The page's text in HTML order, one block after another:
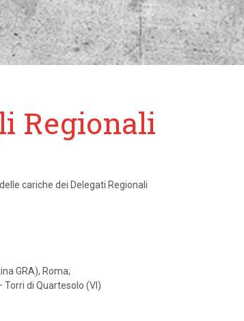
Regionali
cariche dei Delegati Regionali
GRA), Roma;
Torri di Quartesolo (VI)